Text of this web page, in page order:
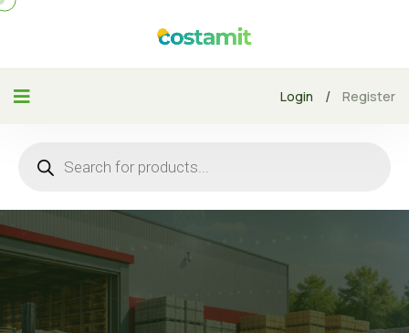
Login / Register